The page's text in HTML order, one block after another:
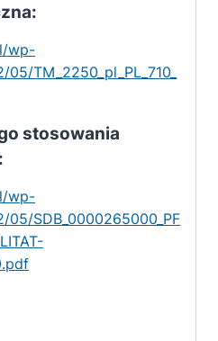
wp-
TM_2250_pl_PL_710_
stosowania
wp-
SDB_0000265000_PF